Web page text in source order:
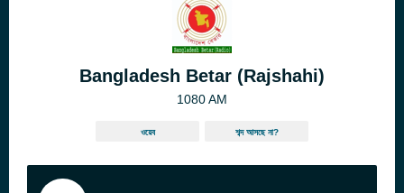
Bangladesh Betar (Rajshahi)
1080 AM
ওয়েব শব্দ আসছে না?